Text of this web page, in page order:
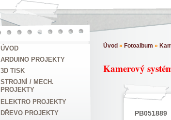
ÚVOD
ARDUINO PROJEKTY
3D TISK
STROJNÍ / MECH.
PROJEKTY
ELEKTRO PROJEKTY
DŘEVO PROJEKTY
Úvod » Fotoalbum »
Kamerový
PB051889